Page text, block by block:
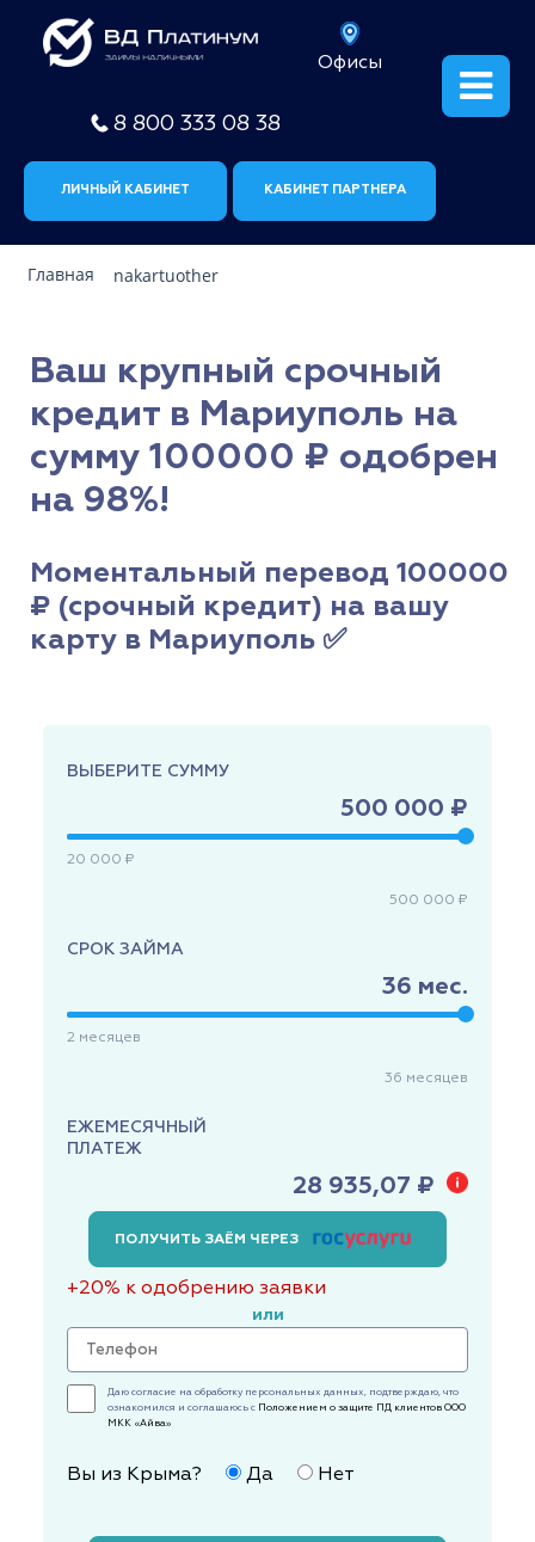
Офисы
8 800 333 08 38
ЛИЧНЫЙ КАБИНЕТ КАБИНЕТ ПАРТНЕРА
Главная nakartuother
Ваш крупный срочный
кредит в Мариуполь на
сумму 100000 ₽ одобрен
на 98%!
Моментальный перевод 100000
₽ (срочный кредит) на вашу
карту в Мариуполь ✅
ВЫБЕРИТЕ СУММУ
500 000 ₽
20 000 ₽
500 000 ₽
СРОК ЗАЙМА
36 мес.
2 месяцев
36 месяцев
ЕЖЕМЕСЯЧНЫЙ
ПЛАТЕЖ
28 935,07 ₽
ПОЛУЧИТЬ ЗАЁМ ЧЕРЕЗ
+20% к одобрению заявки
или
Даю согласие на обработку персональных данных, подтверждаю, что
ознакомился и соглашаюсь с Положением о защите ПД клиентов ООО
МКК «Айва»
Вы из Крыма? Да Нет